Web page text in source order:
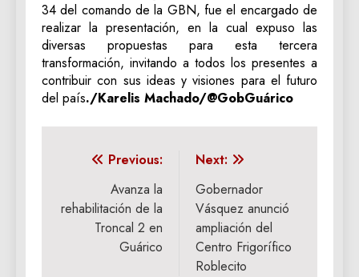
34 del comando de la GBN, fue el encargado de
realizar la presentación, en la cual expuso las
diversas propuestas para esta tercera
transformación, invitando a todos los presentes a
contribuir con sus ideas y visiones para el futuro
del país./Karelis Machado/@GobGuárico
Navegación
entradas
Previous:
Avanza la
rehabilitación de la
Troncal 2 en
Guárico
Next:
Gobernador
Vásquez anunció
ampliación del
Centro Frigorífico
Roblecito